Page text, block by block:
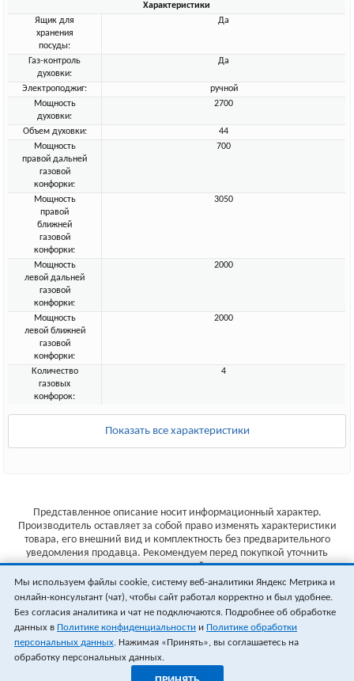
Характеристики
Ящик для
хранения
посуды:
Да
Газ-контроль
духовки:
Да
Электроподжиг:
ручной
Мощность
духовки:
2700
Объем духовки:
44
Мощность
правой дальней
газовой
конфорки:
700
Мощность
правой
ближней
газовой
конфорки:
3050
Мощность
левой дальней
газовой
конфорки:
2000
Мощность
левой ближней
газовой
конфорки:
2000
Количество
газовых
конфорок:
4
Показать все характеристики
Представленное описание носит информационный характер.
Производитель оставляет за собой право изменять характеристики
товара, его внешний вид и комплектность без предварительного
уведомления продавца. Рекомендуем перед покупкой уточнить
характеристики товара на сайте производителя.
Указанные цены не являются публичной офертой (ст.435 ГК РФ).
Стоимость и наличие товара уточняйте у менеджера.
Мы используем файлы cookie, систему веб-аналитики Яндекс Метрика и
онлайн-консультант (чат), чтобы сайт работал корректно и был удобнее.
Без согласия аналитика и чат не подключаются. Подробнее об обработке
данных в Политике конфиденциальности и Политике обработки
персональных данных. Нажимая «Принять», вы соглашаетесь на
обработку персональных данных.